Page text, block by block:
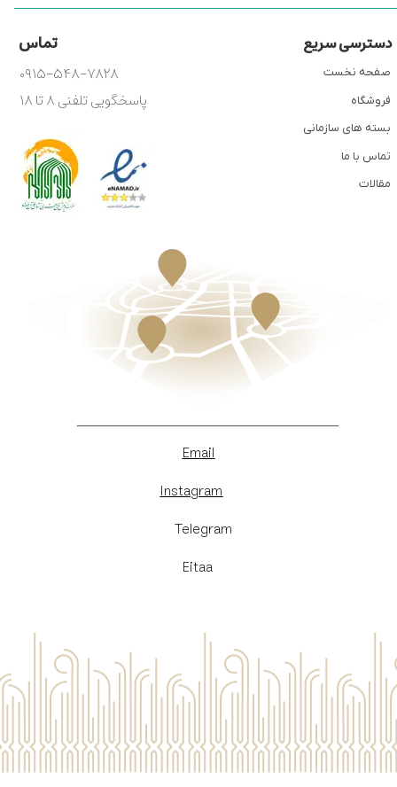
دسترسی سریع تماس
۰۹۱۵-۵۴۸-۷۸۲۸
پاسخگویی تلفنی ۸ تا ۱۸
صفحه نخست
فروشگاه
بسته های سازمانی
تماس با ما
مقالات
Email
Instagram
​Telegram
Eitaa